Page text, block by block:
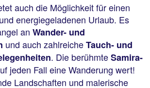
auch die Möglichkeit für einen
energiegeladenen Urlaub. Es
an Wander- und
und auch zahlreicheTauch- und
. Die berühmteSamira-
jeden Fall eine Wanderung wert!
Landschaften und malerische